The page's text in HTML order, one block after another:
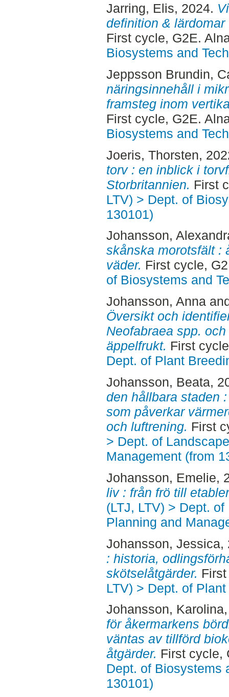
Jarring, Elis, 2024.
definition &
First cycle, G2E.
Biosystems and
Jeppsson Brundin,
näringsinnehåll i
framsteg inom
First cycle, G2E.
Biosystems and
Joeris, Thorsten,
torv : en inblick i
Storbritannien. First
LTV) > Dept. of
130101)
Johansson,
skånska morotsfält :
väder. First cycle,
of Biosystems and
Johansson, Anna
Översikt och
Neofabraea spp.
äppelfrukt. First
Dept. of Plant
Johansson, Beata,
den hållbara staden
som påverkar
och luftrening. First
> Dept. of
Management (from
Johansson, Emelie,
liv : från frö till
(LTJ, LTV) > Dept.
Planning and
Johansson, Jessica,
: historia,
skötselåtgärder.
LTV) > Dept. of
Johansson, Karolina
för åkermarkens
väntas av tillförd
åtgärder. First cycle,
Dept. of Biosystems
130101)